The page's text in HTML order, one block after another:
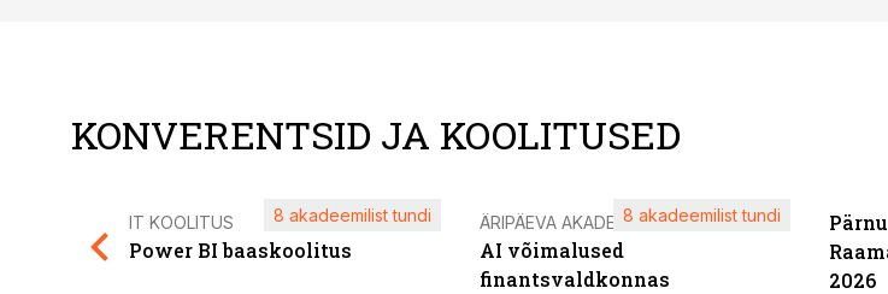
KONVERENTSID JA KOOLITUSED
IT KOOLITUS
Power BI baaskoolitus
8 akadeemilist tundi ÄRIPÄEVA AKADEEMIA
AI võimalused
finantsvaldkonnas
8 akadeemilist tundi
Pärnu
2026